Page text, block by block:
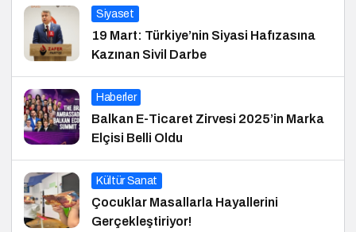
Siyaset
19 Mart: Türkiye’nin Siyasi Hafızasına
Kazınan Sivil Darbe
Haberler
Balkan E-Ticaret Zirvesi 2025’in Marka
Elçisi Belli Oldu
Kültür Sanat
Çocuklar Masallarla Hayallerini
Gerçekleştiriyor!